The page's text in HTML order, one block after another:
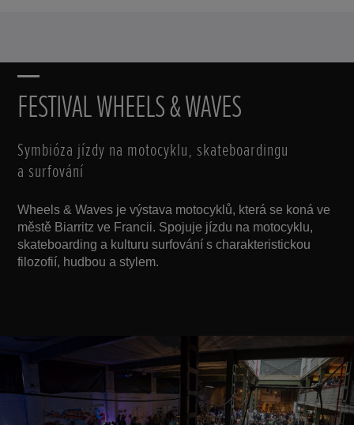
FESTIVAL WHEELS & WAVES
Symbióza jízdy na motocyklu, skateboardingu
a surfování
Wheels & Waves je výstava motocyklů, která se koná ve
městě Biarritz ve Francii. Spojuje jízdu na motocyklu,
skateboarding a kulturu surfování s charakteristickou
filozofií, hudbou a stylem.